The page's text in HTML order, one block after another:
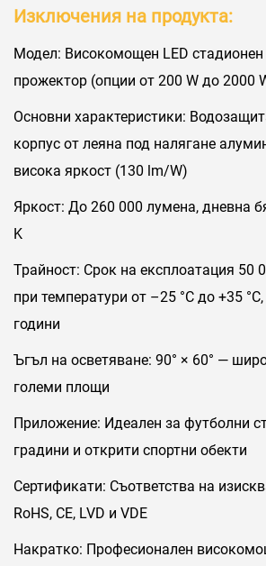
Изключения на продукта:
Модел: Високомощен LED стадионен
прожектор (опции от 200 W до 2000
Основни характеристики:
корпус от леяна под налягане
висока яркост (130 lm/W)
Яркост: До 260 000 лумена, дневна
K
Трайност: Срок на експлоатация 50
при температури от –25 °C до +35
години
Ъгъл на осветяване: 90° × 60° —
големи площи
Приложение: Идеален за футболни
градини и открити спортни обекти
Сертификати: Съответства на
RoHS, CE, LVD и VDE
Накратко: Професионален